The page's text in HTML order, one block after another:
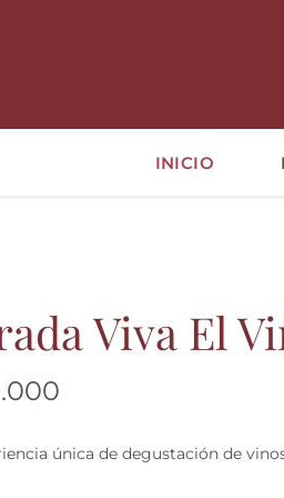
INICIO
Viva El
única de degustación de